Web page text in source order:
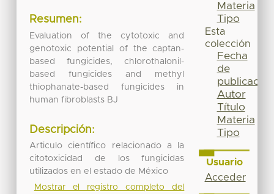
Resumen:
Evaluation of the cytotoxic and
genotoxic potential of the captan-
based fungicides, chlorothalonil-
based fungicides and methyl
thiophanate-based fungicides in
human fibroblasts BJ
Descripción:
Articulo científico relacionado a la
citotoxicidad de los fungicidas
utilizados en el estado de México
Mostrar el registro completo del
Materia
Tipo
Esta
colección
Fecha
de
publicación
Autor
Título
Materia
Tipo
Usuario
Acceder